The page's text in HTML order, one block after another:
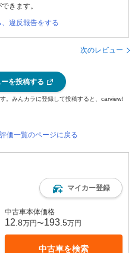
きます。
、違反報告をする
次のレビュー
を投稿する
。みんカラに登録して投稿すると、carview!
価一覧のページに戻る
マイカー登録
中古車本体価格
12 .8万円〜193 .5万円
中古車を検索